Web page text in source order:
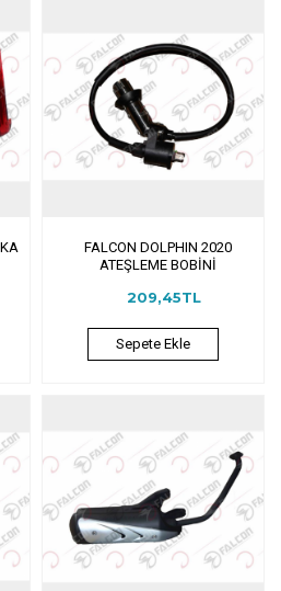
FALCON DOLPHIN 2020
ATEŞLEME BOBİNİ
209,45TL
Sepete Ekle